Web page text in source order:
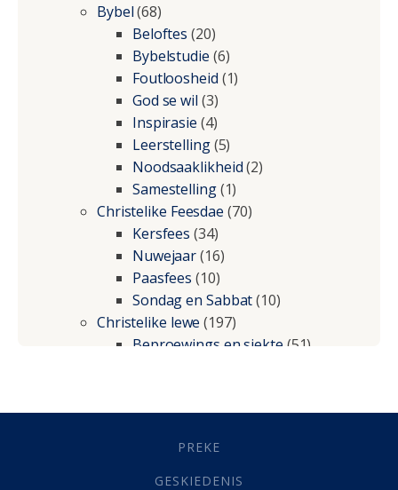
Bybel(68)
Beloftes (20)
Bybelstudie (6)
Foutloosheid (1)
God se wil (3)
Inspirasie (4)
Leerstelling(5)
Noodsaaklikheid(2)
Samestelling(1)
Christelike Feesdae (70)
Kersfees (34)
Nuwejaar(16)
Paasfees (10)
Sondag en Sabbat(10)
Christelike lewe (197)
Beproewings en siekte(51)
Geestelike Groei(10)
(21)
Grys Areas(4)
PREKE
GESKIEDENIS